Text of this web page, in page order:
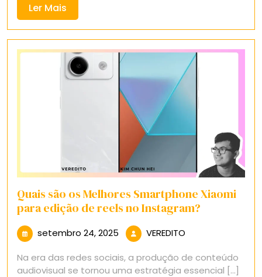
Ler Mais
Mais
Quais são os Melhores Smartphone Xiaomi
para edição de reels no Instagram?
setembro 24, 2025 setembro
24,
2025
VEREDITO
Na era das redes sociais, a produção de conteúdo
audiovisual se tornou uma estratégia essencial [...]